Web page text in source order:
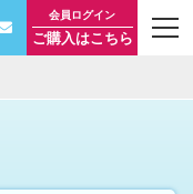
会員ログイン
ご購入はこちら
t
o
g